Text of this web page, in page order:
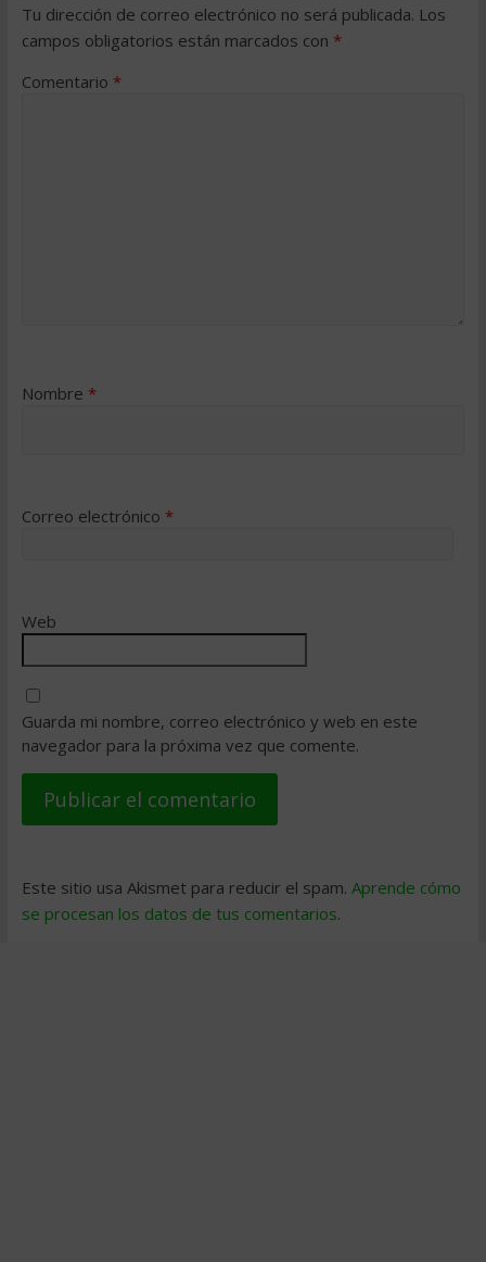
Tu dirección de correo electrónico no será publicada. Los
campos obligatorios están marcados con *
Comentario *
Nombre *
Correo electrónico *
Web
Guarda mi nombre, correo electrónico y web en este
navegador para la próxima vez que comente.
Este sitio usa Akismet para reducir el spam. Aprende cómo
se procesan los datos de tus comentarios.